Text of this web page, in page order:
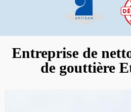
Entreprise de
de gouttière